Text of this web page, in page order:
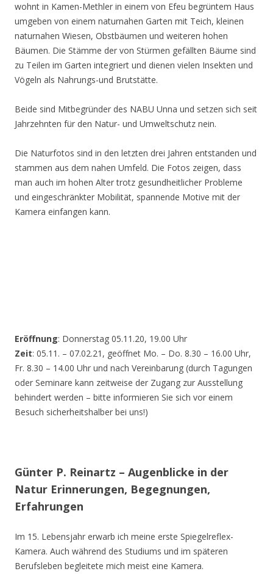
wohnt in Kamen-Methler in einem von Efeu begrüntem Haus
umgeben von einem naturnahen Garten mit Teich, kleinen
naturnahen Wiesen, Obstbäumen und weiteren hohen
Bäumen. Die Stämme der von Stürmen gefällten Bäume sind
zu Teilen im Garten integriert und dienen vielen Insekten und
Vögeln als Nahrungs-und Brutstätte.
Beide sind Mitbegründer des NABU Unna und setzen sich seit
Jahrzehnten für den Natur- und Umweltschutz nein.
Die Naturfotos sind in den letzten drei Jahren entstanden und
stammen aus dem nahen Umfeld. Die Fotos zeigen, dass
man auch im hohen Alter trotz gesundheitlicher Probleme
und eingeschränkter Mobilität, spannende Motive mit der
Kamera einfangen kann.
Eröffnung: Donnerstag 05.11.20, 19.00 Uhr
Zeit: 05.11. – 07.02.21, geöffnet Mo. – Do. 8.30 – 16.00 Uhr,
Fr. 8.30 – 14.00 Uhr und nach Vereinbarung (durch Tagungen
oder Seminare kann zeitweise der Zugang zur Ausstellung
behindert werden – bitte informieren Sie sich vor einem
Besuch sicherheitshalber bei uns!)
Günter P. Reinartz – Augenblicke in der
Natur Erinnerungen, Begegnungen,
Erfahrungen
Im 15. Lebensjahr erwarb ich meine erste Spiegelreflex-
Kamera. Auch während des Studiums und im späteren
Berufsleben begleitete mich meist eine Kamera.